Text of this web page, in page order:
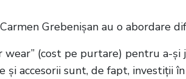
Grebenișan au o abordare
wear” (cost pe purtare) pentru a-și
și accesorii sunt, de fapt, investiții